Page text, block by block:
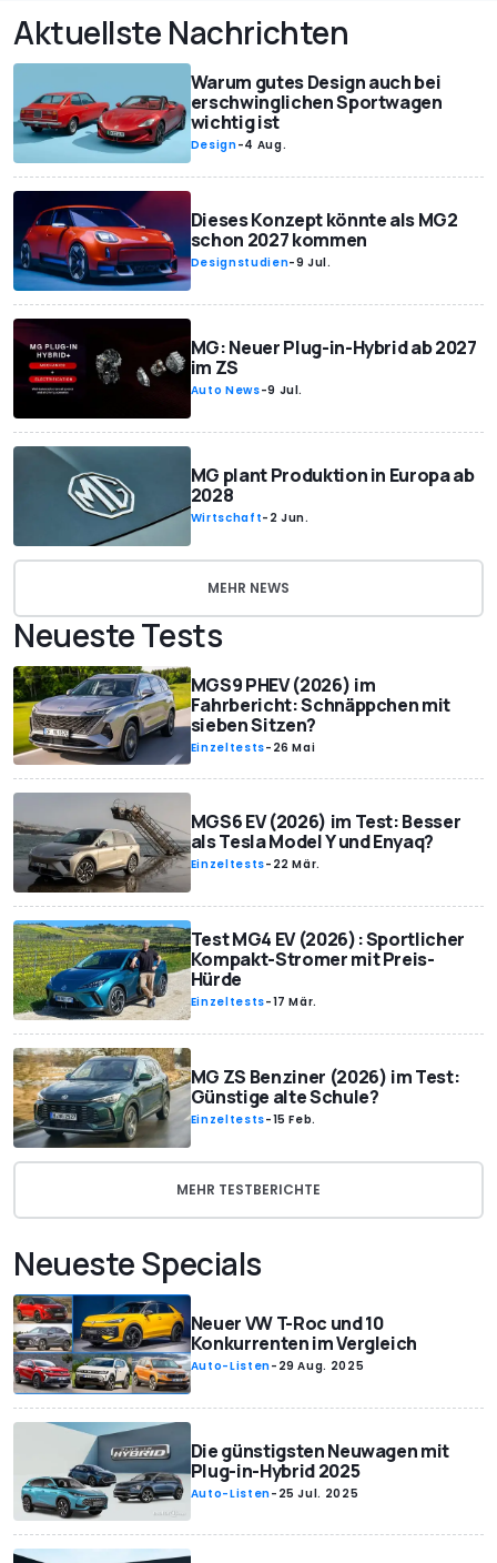
Aktuellste Nachrichten
Warum gutes Design auch bei
erschwinglichen Sportwagen
wichtig ist
Design-4 Aug.
Dieses Konzept könnte als MG2
schon 2027 kommen
Designstudien-9 Jul.
MG: Neuer Plug-in-Hybrid ab 2027
im ZS
Auto News-9 Jul.
MG plant Produktion in Europa ab
2028
Wirtschaft- 2 Jun.
MEHR NEWS
Neueste Tests
MGS9 PHEV (2026) im
Fahrbericht: Schnäppchen mit
sieben Sitzen?
Einzeltests- 26 Mai
MGS6 EV (2026) im Test: Besser
als Tesla Model Y und Enyaq?
Einzeltests- 22 Mär.
Test MG4 EV (2026): Sportlicher
Kompakt-Stromer mit Preis-
Hürde
Einzeltests-17 Mär.
MG ZS Benziner (2026) im Test:
Günstige alte Schule?
Einzeltests-15 Feb.
MEHR TESTBERICHTE
Neueste Specials
Neuer VW T-Roc und 10
Konkurrenten im Vergleich
Auto-Listen- 29 Aug. 2025
Die günstigsten Neuwagen mit
Plug-in-Hybrid 2025
Auto-Listen- 25 Jul. 2025